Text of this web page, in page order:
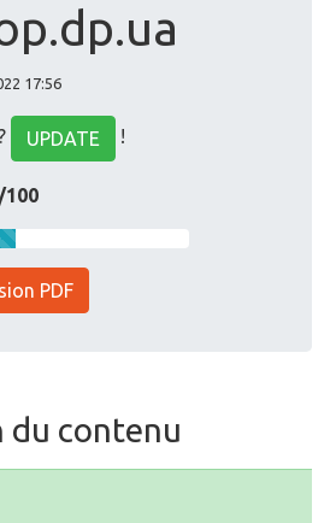
17:56
UPDATE !
100
PDF
contenu